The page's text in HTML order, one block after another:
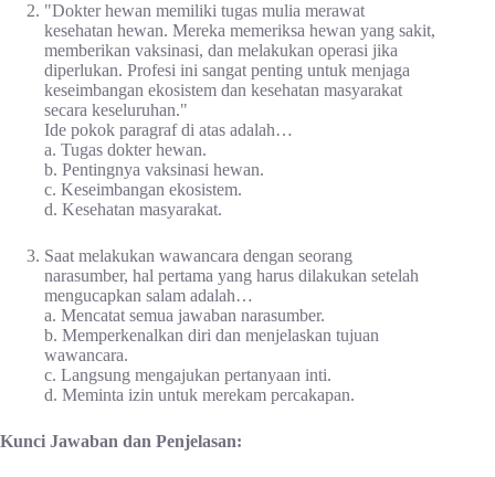
"Dokter hewan memiliki tugas mulia merawat
kesehatan hewan. Mereka memeriksa hewan yang sakit,
memberikan vaksinasi, dan melakukan operasi jika
diperlukan. Profesi ini sangat penting untuk menjaga
keseimbangan ekosistem dan kesehatan masyarakat
secara keseluruhan."
Ide pokok paragraf di atas adalah…
a. Tugas dokter hewan.
b. Pentingnya vaksinasi hewan.
c. Keseimbangan ekosistem.
d. Kesehatan masyarakat.
Saat melakukan wawancara dengan seorang
narasumber, hal pertama yang harus dilakukan setelah
mengucapkan salam adalah…
a. Mencatat semua jawaban narasumber.
b. Memperkenalkan diri dan menjelaskan tujuan
wawancara.
c. Langsung mengajukan pertanyaan inti.
d. Meminta izin untuk merekam percakapan.
Kunci Jawaban dan Penjelasan: